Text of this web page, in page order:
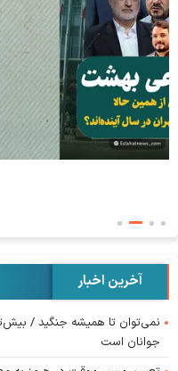
آخرین اخبار
نمی‌توان تا همیشه جنگید /
جوانان است